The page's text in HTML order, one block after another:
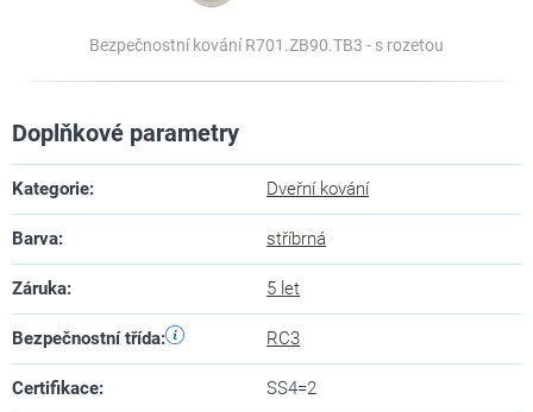
Bezpečnostní kování R701.ZB90.TB3 - s rozetou
Doplňkové parametry
Kategorie: Dveřní kování
Barva: stříbrná
Záruka: 5 let
Bezpečnostní třída: RC3
Certifikace: SS4=2